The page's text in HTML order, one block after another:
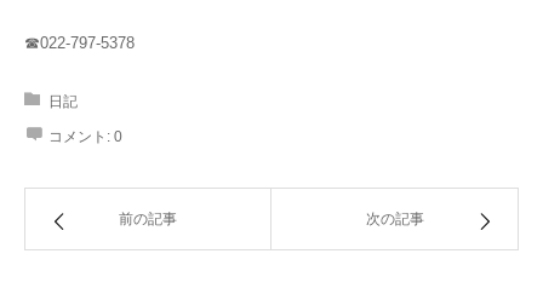
☎022-797-5378
日記
コメント: 0
前の記事 次の記事